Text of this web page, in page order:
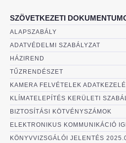
SZÖVETKEZETI
ALAPSZABÁLY
ADATVÉDELMI SZABÁLYZAT
HÁZIREND
TŰZRENDÉSZET
KAMERA FELVÉTELEK
KLÍMATELEPÍTÉS KERÜLETI
BIZTOSÍTÁSI KÖTVÉNYSZÁMOK
ELEKTRONIKUS KOMMUNIKÁCIÓ
KÖNYVVIZSGÁLÓI JELENTÉS